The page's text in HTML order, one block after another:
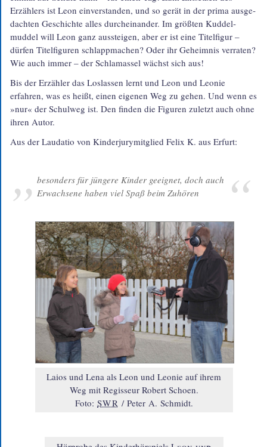
Erzählers ist Leon ein­ver­standen, und so gerät in der prima aus­ge­
dachten Geschichte alles durch­einander. Im größten Kuddel­
muddel will Leon ganz aus­steigen, aber er ist eine Titel­figur –
dürfen Titel­figuren schlapp­machen? Oder ihr Geheimnis verraten?
Wie auch immer – der Schla­massel wächst sich aus!
Bis der Erzähler das Loslassen lernt und Leon und Leonie
erfahren, was es heißt, einen eigenen Weg zu gehen. Und wenn es
»nur« der Schulweg ist. Den finden die Figuren zuletzt auch ohne
ihren Autor.
Aus der Laudatio von Kinderjurymitglied Felix K. aus Erfurt:
besonders für jüngere Kinder geeignet, doch auch
Erwachsene haben viel Spaß beim Zuhören
Laios und Lena als Leon und Leonie auf ihrem
Weg mit Regisseur Robert Schoen.
Foto:SWR / Peter A. Schmidt.